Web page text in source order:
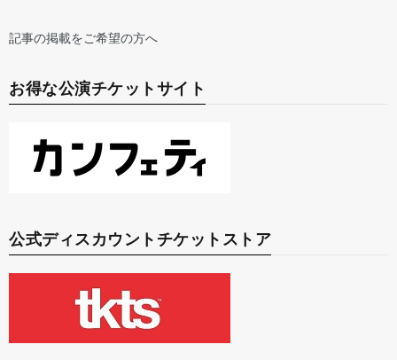
記事の掲載をご希望の方へ
お得な公演チケットサイト
公式ディスカウントチケットストア